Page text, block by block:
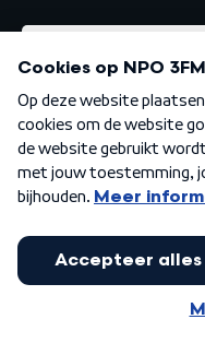
Algemene voorwaarden